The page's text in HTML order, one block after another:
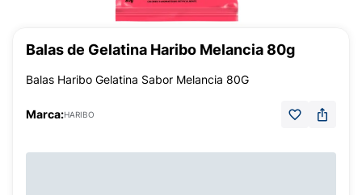
Balas de Gelatina Haribo Melancia 80g
Balas Haribo Gelatina Sabor Melancia 80G
Marca:HARIBO